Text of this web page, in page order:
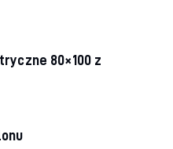
80×100 z